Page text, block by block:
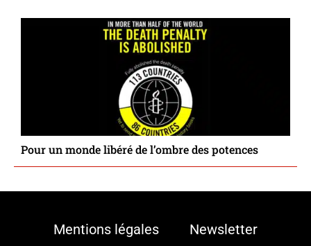
Pour un monde libéré de l’ombre des potences
Mentions légales
Newsletter